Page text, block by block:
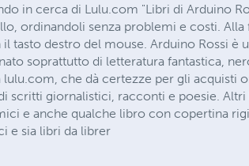
in cerca di Lulu.com "Libri di Arduino
ordinandoli senza problemi e costi. Alla
tasto destro del mouse. Arduino Rossi è
soprattutto di letteratura fantastica,
che dà certezze per gli acquisti
scritti giornalistici, racconti e poesie. Altri
e anche qualche libro con copertina
e sia libri da librer